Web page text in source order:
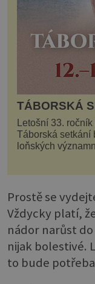
TÁBORSKÁ
Letošní 33.
Táborská setkání
loňských
poli
Prostě se
Vždycky platí,
nádor narůst
nijak bolestivé.
to bude